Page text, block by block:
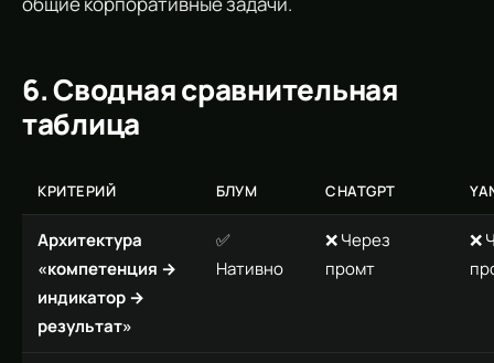
6. Сводная сравнительная
таблица
КРИТЕРИЙ БЛУМ CHATGPT
Архитектура
«компетенция →
индикатор →
результат»
✅
Нативно
❌ Через
промт
❌